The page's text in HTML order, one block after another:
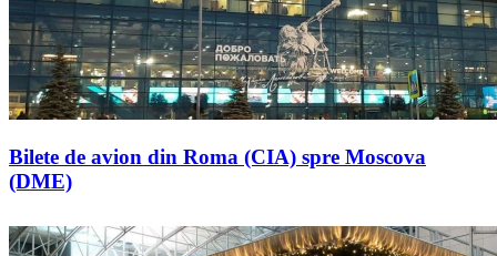
Bilete de avion din Roma (CIA) spre Moscova
(DME)